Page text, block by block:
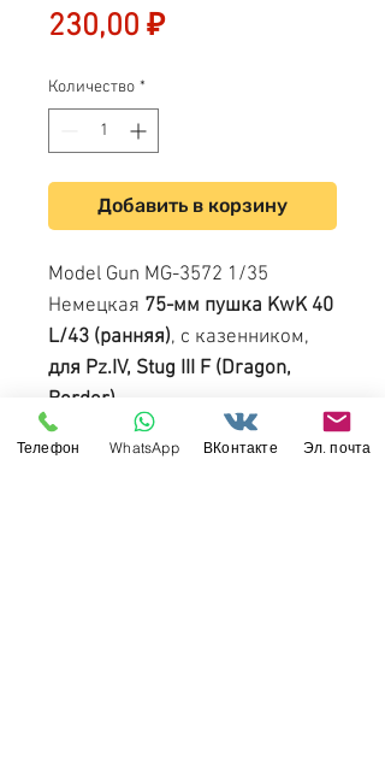
230,00 ₽Цена
Количество *
Добавить в корзину
Model Gun MG-3572 1/35
Немецкая 75-мм пушка KwK 40
L/43 (ранняя), с казенником,
для Pz.IV, Stug III F (Dragon,
Border).
Версия без маски и
Телефон WhatsApp ВКонтакте Эл. почта